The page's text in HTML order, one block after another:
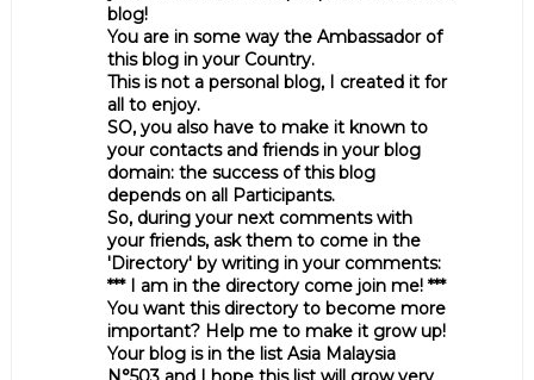
blog!
You are in some way the Ambassador of
this blog in your Country.
This is not a personal blog, I created it for
all to enjoy.
SO, you also have to make it known to
your contacts and friends in your blog
domain: the success of this blog
depends on all Participants.
So, during your next comments with
your friends, ask them to come in the
'Directory' by writing in your comments:
*** I am in the directory come join me! ***
You want this directory to become more
important? Help me to make it grow up!
Your blog is in the list Asia Malaysia